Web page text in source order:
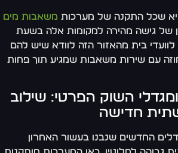
שכל התקנה של מערכותמשאבות מים
של גישה מהירה למקומות אלה בשעת
בית מהאזור הזה לוודא שיש להם
עם שירות משאבות שמגיע תוך פחות
השוק הפרטי: שילוב
חדישה
החדשים שנבנו בעשור האחרון